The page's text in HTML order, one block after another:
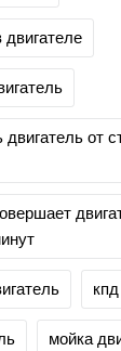
двигатель от
мойка